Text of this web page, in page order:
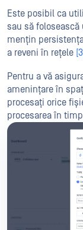
Este posibil ca
sau să
mențin
a reveni în rețele [3]
Pentru a vă
amenințare în
procesați orice
procesarea în